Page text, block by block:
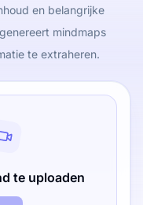
en belangrijke
mindmaps
te extraheren.
te uploaden